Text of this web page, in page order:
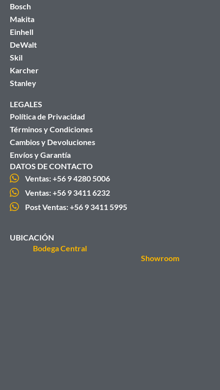
Bosch
Makita
Einhell
DeWalt
Skil
Karcher
Stanley
LEGALES
Política de Privacidad
Términos y Condiciones
Cambios y Devoluciones
Envíos y Garantía
DATOS DE CONTACTO
Ventas: +56 9 4280 5006
Ventas: +56 9 3411 6232
Post Ventas: +56 9 3411 5995
UBICACIÓN
Bodega Central
Showroom